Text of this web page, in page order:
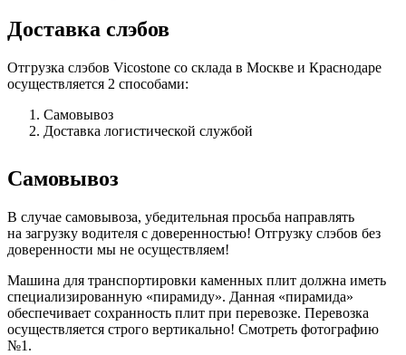
Доставка слэбов
Отгрузка слэбов Vicostone со склада в Москве и Краснодаре
осуществляется 2 способами:
Самовывоз
Доставка логистической службой
Самовывоз
В случае самовывоза, убедительная просьба направлять
на загрузку водителя с доверенностью! Отгрузку слэбов без
доверенности мы не осуществляем!
Машина для транспортировки каменных плит должна иметь
специализированную «пирамиду». Данная «пирамида»
обеспечивает сохранность плит при перевозке. Перевозка
осуществляется строго вертикально! Смотреть фотографию
№1.